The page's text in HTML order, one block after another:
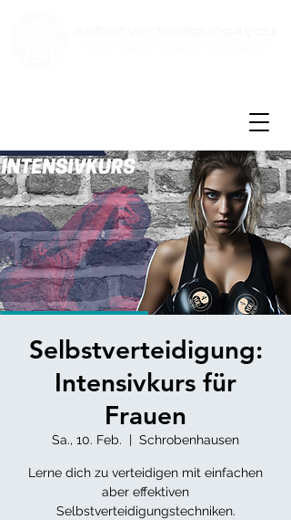
Selbstverteidigung:
Intensivkurs für
Frauen
Sa., 10. Feb.
  |
Schrobenhausen
Lerne dich zu verteidigen mit einfachen
aber effektiven
Selbstverteidigungstechniken.